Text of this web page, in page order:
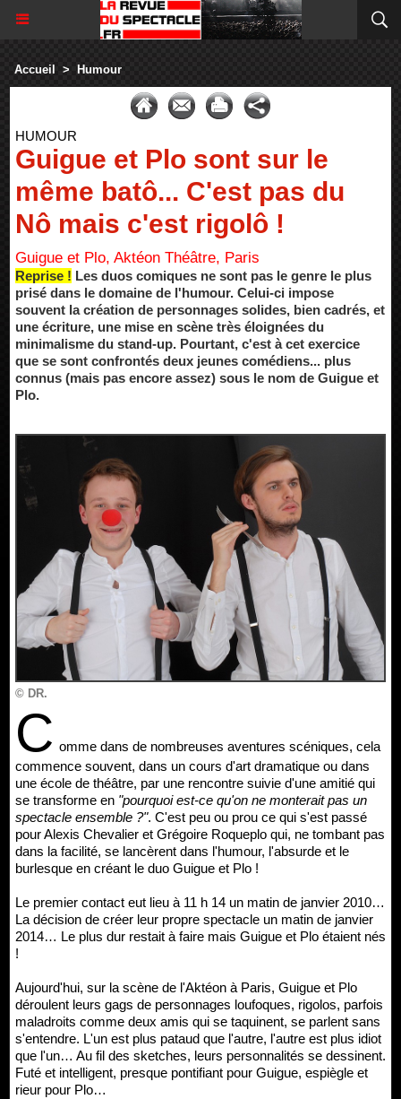
Accueil > Humour
HUMOUR
Guigue et Plo sont sur le
même batô... C'est pas du
Nô mais c'est rigolô !
Guigue et Plo, Aktéon Théâtre, Paris
Reprise ! Les duos comiques ne sont pas le genre le plus
prisé dans le domaine de l'humour. Celui-ci impose
souvent la création de personnages solides, bien cadrés, et
une écriture, une mise en scène très éloignées du
minimalisme du stand-up. Pourtant, c'est à cet exercice
que se sont confrontés deux jeunes comédiens... plus
connus (mais pas encore assez) sous le nom de Guigue et
Plo.
© DR.
C omme dans de nombreuses aventures scéniques, cela
commence souvent, dans un cours d'art dramatique ou dans
une école de théâtre, par une rencontre suivie d'une amitié qui
se transforme en "pourquoi est-ce qu'on ne monterait pas un
spectacle ensemble ?". C'est peu ou prou ce qui s'est passé
pour Alexis Chevalier et Grégoire Roqueplo qui, ne tombant pas
dans la facilité, se lancèrent dans l'humour, l'absurde et le
burlesque en créant le duo Guigue et Plo !
Le premier contact eut lieu à 11 h 14 un matin de janvier 2010…
La décision de créer leur propre spectacle un matin de janvier
2014… Le plus dur restait à faire mais Guigue et Plo étaient nés
!
Aujourd'hui, sur la scène de l'Aktéon à Paris, Guigue et Plo
déroulent leurs gags de personnages loufoques, rigolos, parfois
maladroits comme deux amis qui se taquinent, se parlent sans
s'entendre. L'un est plus pataud que l'autre, l'autre est plus idiot
que l'un… Au fil des sketches, leurs personnalités se dessinent.
Futé et intelligent, presque pontifiant pour Guigue, espiègle et
rieur pour Plo…